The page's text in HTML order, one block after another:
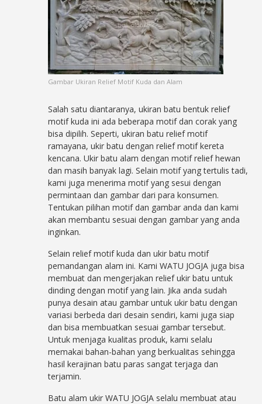
Gambar Ukiran Relief Motif Kuda dan Alam
Salah satu diantaranya, ukiran batu bentuk relief
motif kuda ini ada beberapa motif dan corak yang
bisa dipilih. Seperti, ukiran batu relief motif
ramayana, ukir batu dengan relief motif kereta
kencana. Ukir batu alam dengan motif relief hewan
dan masih banyak lagi. Selain motif yang tertulis tadi,
kami juga menerima motif yang sesui dengan
permintaan dan gambar dari para konsumen.
Tentukan pilihan motif dan gambar anda dan kami
akan membantu sesuai dengan gambar yang anda
inginkan.
Selain relief motif kuda dan ukir batu motif
pemandangan alam ini. Kami WATU JOGJA juga bisa
membuat dan mengerjakan relief ukir batu untuk
dinding dengan motif yang lain. Jika anda sudah
punya desain atau gambar untuk ukir batu dengan
variasi berbeda dari desain sendiri, kami juga siap
dan bisa membuatkan sesuai gambar tersebut.
Untuk menjaga kualitas produk, kami selalu
memakai bahan-bahan yang berkualitas sehingga
hasil kerajinan batu paras sangat terjaga dan
terjamin.
Batu alam ukir WATU JOGJA selalu membuat atau